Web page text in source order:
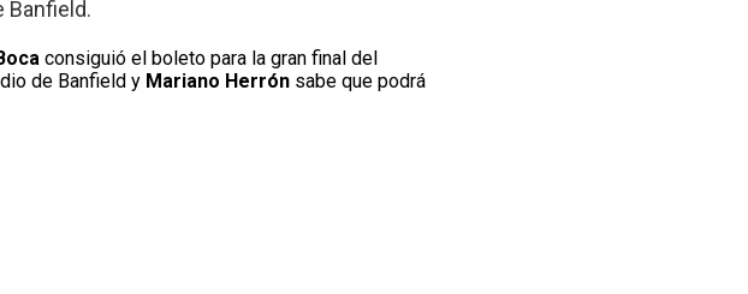
Banfield.
consiguió el boleto para la gran final del
de Banfield y Mariano Herrónsabe que podrá